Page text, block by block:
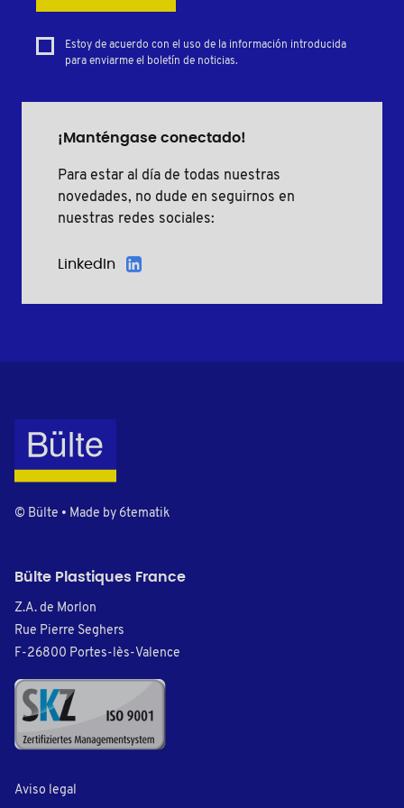
Estoy de acuerdo con el uso de la información introducida
para enviarme el boletín de noticias.
¡Manténgase conectado!
Para estar al día de todas nuestras
novedades, no dude en seguirnos en
nuestras redes sociales:
LinkedIn
© Bülte • Made by 6tematik
Bülte Plastiques France
Z.A. de Morlon
Rue Pierre Seghers
F-26800 Portes-lès-Valence
Aviso legal